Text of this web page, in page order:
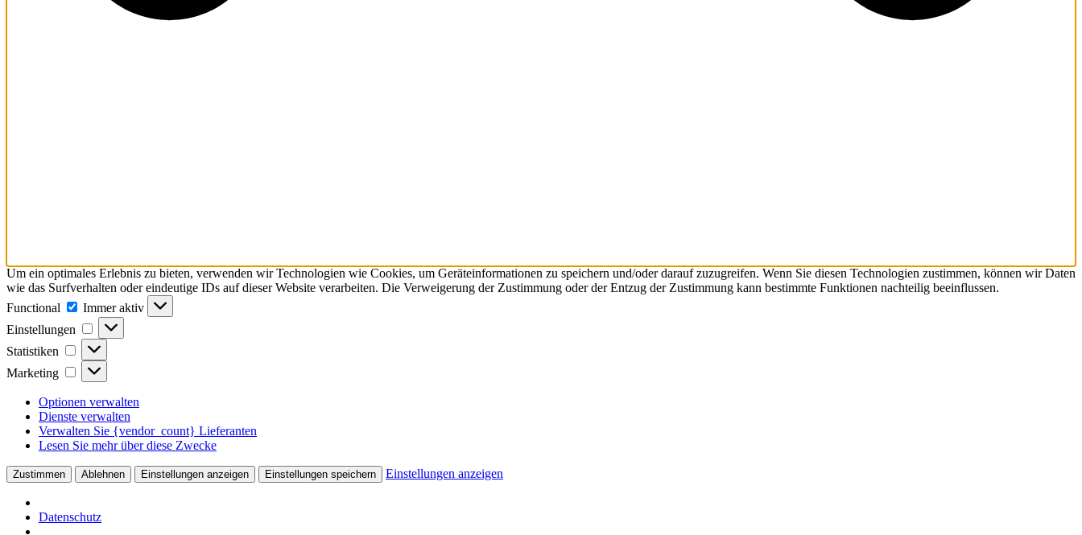
Um ein optimales Erlebnis zu bieten, verwenden wir Technologien wie Cookies, um Geräteinformationen zu speichern und/oder darauf zuzugreifen. Wenn Sie diesen Technologien zustimmen, können wir Daten
wie das Surfverhalten oder eindeutige IDs auf dieser Website verarbeiten. Die Verweigerung der Zustimmung oder der Entzug der Zustimmung kann bestimmte Funktionen nachteilig beeinflussen.
Functional
Functional
Immer aktiv
Einstellungen
Einstellungen
Statistiken Statistiken
Marketing Marketing
Optionen verwalten
Dienste verwalten
Verwalten Sie {vendor_count} Lieferanten
Lesen Sie mehr über diese Zwecke
Zustimmen Ablehnen Einstellungen anzeigen Einstellungen speichern Einstellungen anzeigen
Datenschutz